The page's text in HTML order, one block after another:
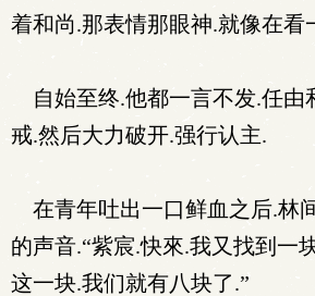
着和尚.那表情那眼神.就像在看
自始至终.他都一言不发.任由
戒.然后大力破开.强行认主.
在青年吐出一口鲜血之后.林
的声音.“紫宸.快來.我又找到一
这一块.我们就有八块了.”